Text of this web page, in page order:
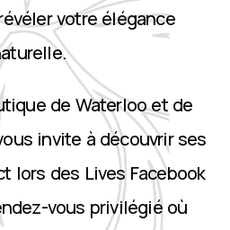
votre élégance
de Waterloo et de
invite à découvrir ses
lors des Lives Facebook
vous privilégié où